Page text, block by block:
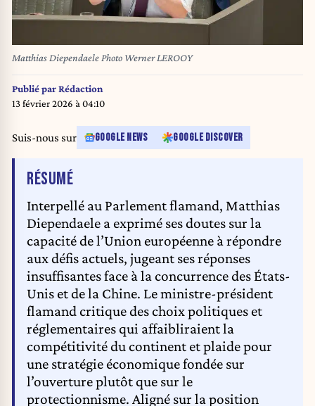
Matthias Diependaele Photo Werner LEROOY
Publié parRédaction
13 février 2026 à 04:10
Suis-nous sur GOOGLE NEWS GOOGLE DISCOVER
RÉSUMÉDE L'ARTICLE
Interpellé au Parlement flamand, Matthias
Diependaele a exprimé ses doutes sur la
capacité de l’Union européenne à répondre
aux défis actuels, jugeant ses réponses
insuffisantes face à la concurrence des États-
Unis et de la Chine. Le ministre-président
flamand critique des choix politiques et
réglementaires qui affaibliraient la
compétitivité du continent et plaide pour
une stratégie économique fondée sur
l’ouverture plutôt que sur le
protectionnisme. Aligné sur la position